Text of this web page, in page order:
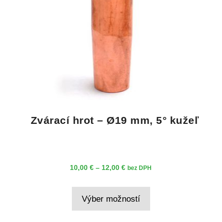
Zvárací hrot – Ø19 mm, 5° kužeľ
10,00€ – 12,00€Price
10,00 €
bez DPH
Výber možností
má